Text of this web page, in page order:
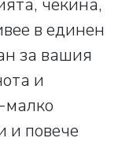
чекина,
в единен
за вашия
и
малко
и повече